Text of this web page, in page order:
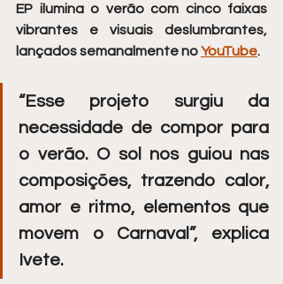
EP ilumina o verão com cinco faixas
vibrantes e visuais deslumbrantes,
lançados semanalmente no YouTube.
“Esse projeto surgiu da
necessidade de compor para
o verão. O sol nos guiou nas
composições, trazendo calor,
amor e ritmo, elementos que
movem o Carnaval”, explica
Ivete.